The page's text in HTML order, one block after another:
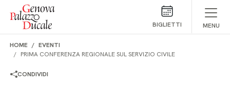
Salta al contenuto
BIGLIETTI MENU
HOME
EVENTI
PRIMA CONFERENZA REGIONALE SUL SERVIZIO CIVILE
CONDIVIDI